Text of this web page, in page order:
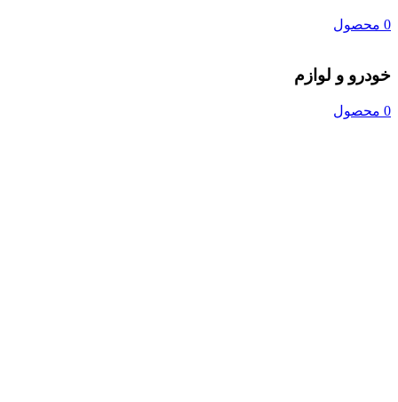
0 محصول
خودرو و لوازم
0 محصول